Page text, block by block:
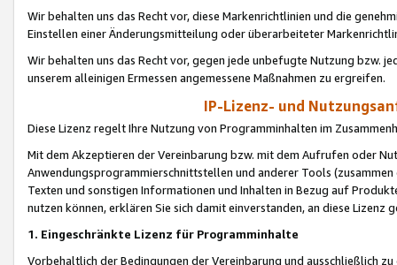
Wir behalten uns das Recht vor, diese Markenrichtlinien und die
Einstellen einer Änderungsmitteilung oder überarbeiteter
Wir behalten uns das Recht vor, gegen jede unbefugte Nutzung bzw.
unserem alleinigen Ermessen angemessene Maßnahmen zu ergreifen.
IP-Lizenz- und
Diese Lizenz regelt Ihre Nutzung von Programminhalten im
Mit dem Akzeptieren der Vereinbarung bzw. mit dem Aufrufen oder
Anwendungsprogrammierschnittstellen und anderer Tools (zusammen
Texten und sonstigen Informationen und Inhalten in Bezug auf
nutzen können, erklären Sie sich damit einverstanden, an diese Lizenz
1. Eingeschränkte Lizenz für Programminhalte
Vorbehaltlich der Bedingungen der Vereinbarung und ausschließlich